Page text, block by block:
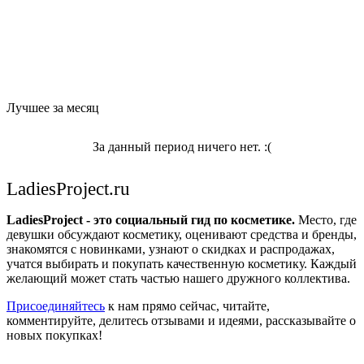
Лучшее за месяц
За данный период ничего нет. :(
LadiesProject.ru
LadiesProject - это социальный гид по косметике. Место, где
девушки обсуждают косметику, оценивают средства и бренды,
знакомятся с новинками, узнают о скидках и распродажах,
учатся выбирать и покупать качественную косметику. Каждый
желающий может стать частью нашего дружного коллектива.
Присоединяйтесь к нам прямо сейчас, читайте,
комментируйте, делитесь отзывами и идеями, рассказывайте о
новых покупках!